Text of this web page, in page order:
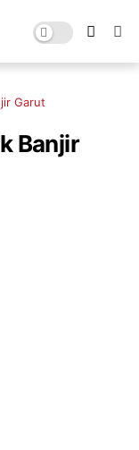
Garut
Banjir